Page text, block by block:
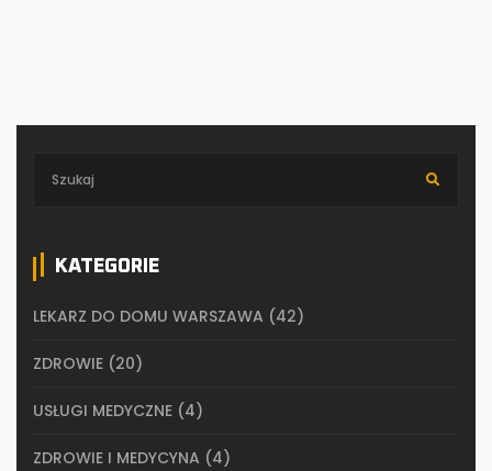
KATEGORIE
LEKARZ DO DOMU WARSZAWA (42)
ZDROWIE (20)
USŁUGI MEDYCZNE (4)
ZDROWIE I MEDYCYNA (4)